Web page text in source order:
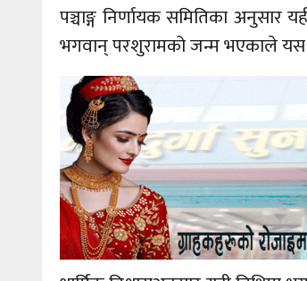
पञ्चाङ्ग निर्णायक समितिका
भगवान् परशुरामको जन्म भएकाले यस